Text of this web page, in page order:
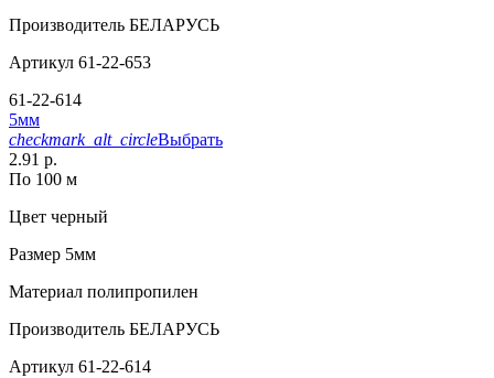
Производитель БЕЛАРУСЬ
Артикул 61-22-653
61-22-614
5мм
checkmark_alt_circleВыбрать
2.91 р.
По 100 м
Цвет черный
Размер 5мм
Материал полипропилен
Производитель БЕЛАРУСЬ
Артикул 61-22-614